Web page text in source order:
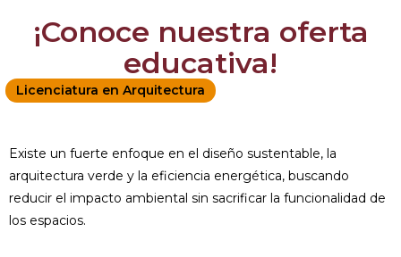
¡Conoce nuestra oferta
educativa!
Licenciatura en Arquitectura
Existe un fuerte enfoque en el diseño sustentable, la
arquitectura verde y la eficiencia energética, buscando
reducir el impacto ambiental sin sacrificar la funcionalidad de
los espacios.